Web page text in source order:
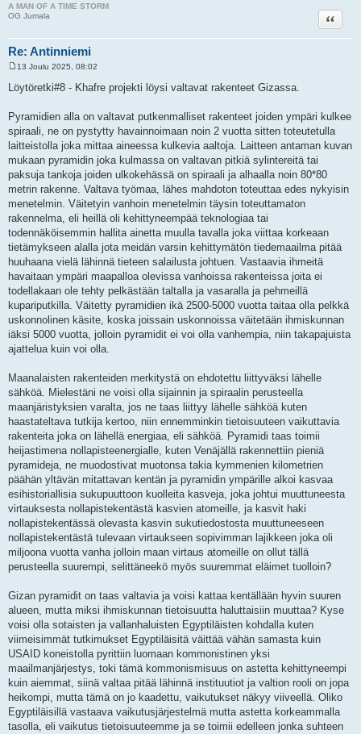
A MAN OF A TIME STORM
OG Jumala
Re: Antinniemi
Lainaa
i
e
i
13 Joulu 2025, 08:02
Löytöretki#8 - Khafre projekti löysi valtavat rakenteet Gizassa.
Pyramidien alla on valtavat putkenmalliset rakenteet joiden ympäri kulkee
spiraali, ne on pystytty havainnoimaan noin 2 vuotta sitten toteutetulla
laitteistolla joka mittaa aineessa kulkevia aaltoja. Laitteen antaman kuvan
mukaan pyramidin joka kulmassa on valtavan pitkiä sylintereitä tai
paksuja tankoja joiden ulkokehässä on spiraali ja alhaalla noin 80*80
metrin rakenne. Valtava työmaa, lähes mahdoton toteuttaa edes nykyisin
menetelmin. Väitetyin vanhoin menetelmin täysin toteuttamaton
rakennelma, eli heillä oli kehittyneempää teknologiaa tai
todennäköisemmin hallita ainetta muulla tavalla joka viittaa korkeaan
tietämykseen alalla jota meidän varsin kehittymätön tiedemaailma pitää
huuhaana vielä lähinnä tieteen salailusta johtuen. Vastaavia ihmeitä
havaitaan ympäri maapalloa olevissa vanhoissa rakenteissa joita ei
todellakaan ole tehty pelkästään taltalla ja vasaralla ja pehmeillä
kupariputkilla. Väitetty pyramidien ikä 2500-5000 vuotta taitaa olla pelkkä
uskonnolinen käsite, koska joissain uskonnoissa väitetään ihmiskunnan
iäksi 5000 vuotta, jolloin pyramidit ei voi olla vanhempia, niin takapajuista
ajattelua kuin voi olla.
Maanalaisten rakenteiden merkitystä on ehdotettu liittyväksi lähelle
sähköä. Mielestäni ne voisi olla sijainnin ja spiraalin perusteella
maanjäristyksien varalta, jos ne taas liittyy lähelle sähköä kuten
haastateltava tutkija kertoo, niin ennemminkin tietoisuuteen vaikuttavia
rakenteita joka on lähellä energiaa, eli sähköä. Pyramidi taas toimii
heijastimena nollapisteenergialle, kuten Venäjällä rakennettiin pieniä
pyramideja, ne muodostivat muotonsa takia kymmenien kilometrien
päähän yltävän mitattavan kentän ja pyramidin ympärille alkoi kasvaa
esihistoriallisia sukupuuttoon kuolleita kasveja, joka johtui muuttuneesta
virtauksesta nollapistekentästä kasvien atomeille, ja kasvit haki
nollapistekentässä olevasta kasvin sukutiedostosta muuttuneeseen
nollapistekentästä tulevaan virtaukseen sopivimman lajikkeen joka oli
miljoona vuotta vanha jolloin maan virtaus atomeille on ollut tällä
perusteella suurempi, selittäneekö myös suuremmat eläimet tuolloin?
Gizan pyramidit on taas valtavia ja voisi kattaa kentällään hyvin suuren
alueen, mutta miksi ihmiskunnan tietoisuutta haluttaisiin muuttaa? Kyse
voisi olla sotaisten ja vallanhaluisten Egyptiläisten kohdalla kuten
viimeisimmät tutkimukset Egyptiläisitä väittää vähän samasta kuin
USAID koneistolla pyrittiin luomaan kommonistinen yksi
maailmanjärjestys, toki tämä kommonismisuus on astetta kehittyneempi
kuin aiemmat, siinä valtaa pitää lähinnä instituutiot ja valtion rooli on jopa
heikompi, mutta tämä on jo kaadettu, vaikutukset näkyy viiveellä. Oliko
Egyptiläisillä vastaava vaikutusjärjestelmä mutta astetta korkeammalla
tasolla, eli vaikutus tietoisuuteemme ja se toimii edelleen jonka suhteen